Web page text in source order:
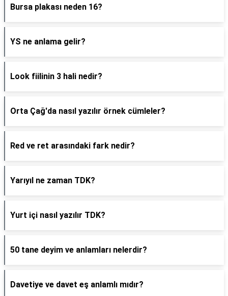
Bursa plakası neden 16?
YS ne anlama gelir?
Look fiilinin 3 hali nedir?
Orta Çağ'da nasıl yazılır örnek cümleler?
Red ve ret arasındaki fark nedir?
Yarıyıl ne zaman TDK?
Yurt içi nasıl yazılır TDK?
50 tane deyim ve anlamları nelerdir?
Davetiye ve davet eş anlamlı mıdır?